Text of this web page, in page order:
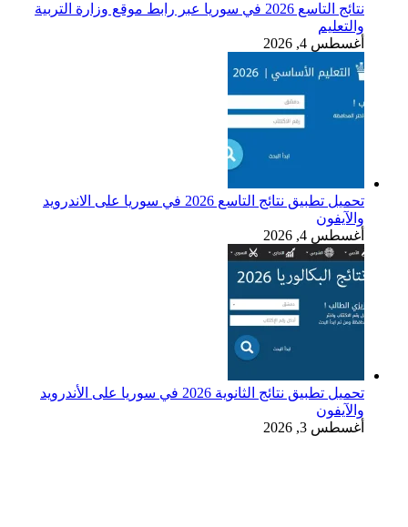
نتائج التاسع 2026 في سوريا عبر رابط موقع وزارة التربية
والتعليم
أغسطس 4, 2026
تحميل تطبيق نتائج التاسع 2026 في سوريا على الاندرويد
والآيفون
أغسطس 4, 2026
تحميل تطبيق نتائج الثانوية 2026 في سوريا على الأندرويد
والآيفون
أغسطس 3, 2026